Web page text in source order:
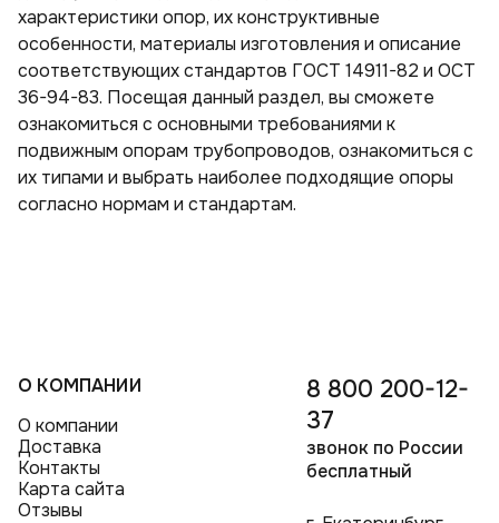
характеристики опор, их конструктивные
особенности, материалы изготовления и описание
соответствующих стандартов ГОСТ 14911-82 и ОСТ
36-94-83. Посещая данный раздел, вы сможете
ознакомиться с основными требованиями к
подвижным опорам трубопроводов, ознакомиться с
их типами и выбрать наиболее подходящие опоры
согласно нормам и стандартам.
О КОМПАНИИ
О компании
Доставка
Контакты
Карта сайта
Отзывы
8 800 200-12-
37
звонок по России
бесплатный